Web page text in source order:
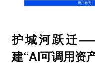
护城河跃迁
建“AI可调用资